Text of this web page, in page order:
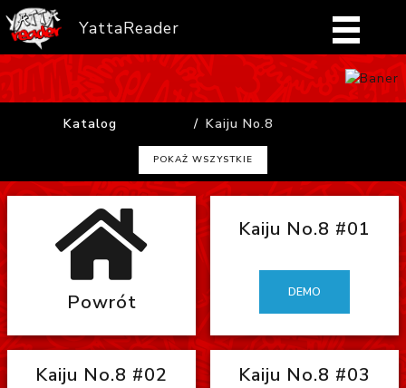
YattaReader
Pobierz
Mangi
Zaloguj się
Katalog Kaiju No.8
POKAŻ WSZYSTKIE
Powrót
Kaiju No.8 #01
DEMO
Kaiju No.8 #02 Kaiju No.8 #03